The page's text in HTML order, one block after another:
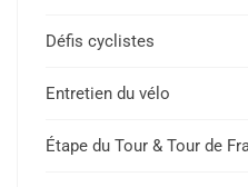
Défis cyclistes
Entretien du vélo
Étape du Tour & Tour de